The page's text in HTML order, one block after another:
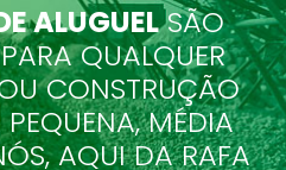
ALUGUELSÃO
QUALQUER
CONSTRUÇÃO
PEQUENA, MÉDIA
AQUI DA RAFA